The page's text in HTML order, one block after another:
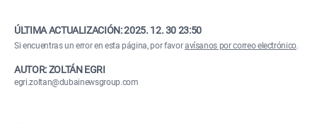
ÚLTIMA ACTUALIZACIÓN:2025. 12. 30 23:50
Si encuentras un error en esta página, por favoravísanos por correo electrónico.
AUTOR: ZOLTÁN EGRI
egri.zoltan@dubainewsgroup.com